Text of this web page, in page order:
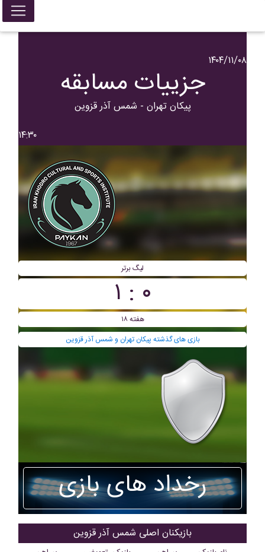
۱۴۰۴/۱۱/۰۸
جزییات مسابقه
پيکان تهران - شمس آذر قزوین
۱۴:۳۰
لیگ برتر
۰ : ۱
هفته ۱۸
بازی های گذشته پيکان تهران و شمس آذر قزوین
رخداد های بازی
بازیکنان اصلی شمس آذر قزوین